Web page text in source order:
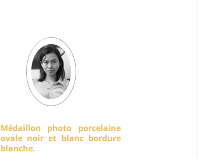
Médaillon photo porcelaine
ovale noir et blanc bordure
blanche.